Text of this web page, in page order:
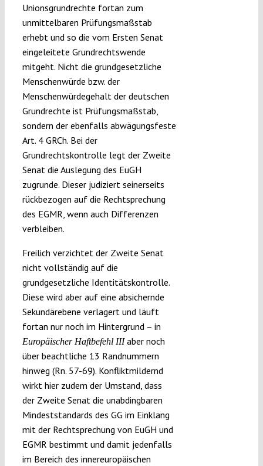
Unionsgrundrechte fortan zum
unmittelbaren Prüfungsmaßstab
erhebt und so die vom Ersten Senat
eingeleitete Grundrechtswende
mitgeht. Nicht die grundgesetzliche
Menschenwürde bzw. der
Menschenwürdegehalt der deutschen
Grundrechte ist Prüfungsmaßstab,
sondern der ebenfalls abwägungsfeste
Art. 4 GRCh. Bei der
Grundrechtskontrolle legt der Zweite
Senat die Auslegung des EuGH
zugrunde. Dieser judiziert seinerseits
rückbezogen auf die Rechtsprechung
des EGMR, wenn auch Differenzen
verbleiben.
Freilich verzichtet der Zweite Senat
nicht vollständig auf die
grundgesetzliche Identitätskontrolle.
Diese wird aber auf eine absichernde
Sekundärebene verlagert und läuft
fortan nur noch im Hintergrund – in
Europäischer Haftbefehl IIIaber noch
über beachtliche 13 Randnummern
hinweg (Rn. 57-69). Konfliktmildernd
wirkt hier zudem der Umstand, dass
der Zweite Senat die unabdingbaren
Mindeststandards des GG im Einklang
mit der Rechtsprechung von EuGH und
EGMR bestimmt und damit jedenfalls
im Bereich des innereuropäischen